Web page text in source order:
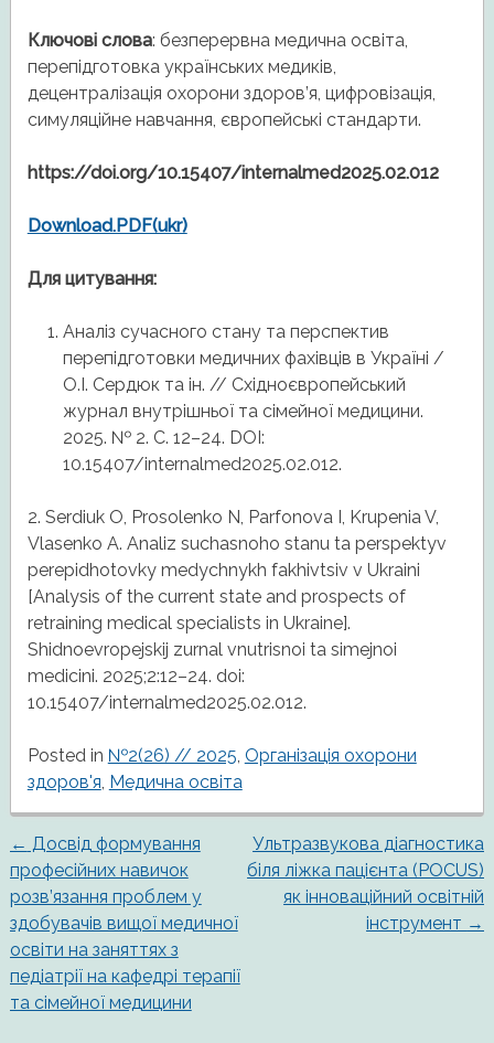
Ключові слова: безперервна медична освіта,
перепідготовка українських медиків,
децентралізація охорони здоров’я, цифровізація,
симуляційне навчання, європейські стандарти.
https://doi.org/10.15407/internalmed2025.02.012
Download.PDF(ukr)
Для цитування:
Аналіз сучасного стану та перспектив
перепідготовки медичних фахівців в Україні /
О.І. Сердюк та ін. // Східноєвропейський
журнал внутрішньої та сімейної медицини.
2025. № 2. С. 12–24. DOI:
10.15407/internalmed2025.02.012.
2. Serdiuk O, Prosolenko N, Parfonova I, Krupenia V,
Vlasenko A. Analiz suchasnoho stanu ta perspektyv
perepidhotovky medychnykh fakhivtsiv v Ukraini
[Analysis of the current state and prospects of
retraining medical specialists in Ukraine].
Shidnoevropejskij zurnal vnutrisnoi ta simejnoi
medicini. 2025;2:12–24. doi:
10.15407/internalmed2025.02.012.
Posted in №2(26) // 2025, Організація охорони
здоров'я, Медична освіта
Post
navigation
← Досвід формування
професійних навичок
розв’язання проблем у
здобувачів вищої медичної
освіти на заняттях з
педіатрії на кафедрі терапії
та сімейної медицини
Ультразвукова діагностика
біля ліжка пацієнта (POCUS)
як інноваційний освітній
інструмент →